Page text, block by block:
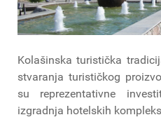
Kolašinska turistička
stvaranja turističkog
su reprezentativne
izgradnja hotelskih